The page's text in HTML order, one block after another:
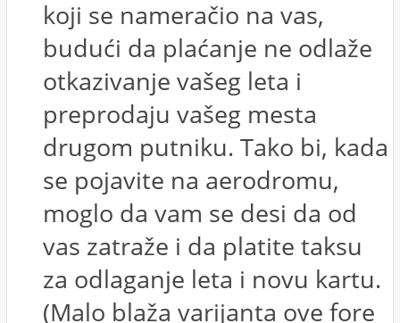
koji se nameračio na vas,
budući da plaćanje ne odlaže
otkazivanje vašeg leta i
preprodaju vašeg mesta
drugom putniku. Tako bi, kada
se pojavite na aerodromu,
moglo da vam se desi da od
vas zatraže i da platite taksu
za odlaganje leta i novu kartu.
(Malo blaža varijanta ove fore